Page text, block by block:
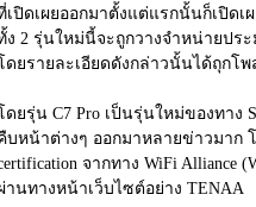
เปิดเผยออกมาตั้งแต่แรกนั้นก็เปิด
ง 2 รุ่นใหม่นี้จะถูกวางจำหน่ายปร
โดยรายละเอียดดังกล่าวนั้นได้ถุกโ
โดยรุ่น C7 Pro เป็นรุ่นใหม่ของทาง
บหน้าต่างๆ ออกมาหลายข่าวมาก
จากทาง WiFi Alliance
านทางหน้าเว็บไซต์อย่าง TENAA